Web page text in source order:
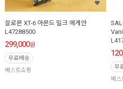
살로몬 XT-6 아몬드 밀크 에게안
L47288500
299,000원
무료배송
베스트쇼핑
무
베스